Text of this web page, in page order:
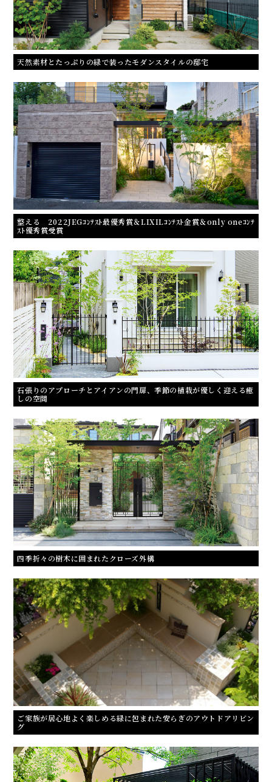
天然素材とたっぷりの緑で装ったモダンスタイルの邸宅
整える 2022JEGｺﾝﾃｽﾄ最優秀賞＆LIXILｺﾝﾃｽﾄ金賞＆only oneｺﾝﾃ
ｽﾄ優秀賞受賞
石張りのアプローチとアイアンの門扉、季節の植栽が優しく迎える癒
しの空間
四季折々の樹木に囲まれたクローズ外構
ご家族が居心地よく楽しめる緑に包まれた安らぎのアウトドアリビン
グ